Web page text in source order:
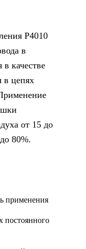
Р4010
в
качестве
в цепях
от 15 до
80%.
применения
постоянного